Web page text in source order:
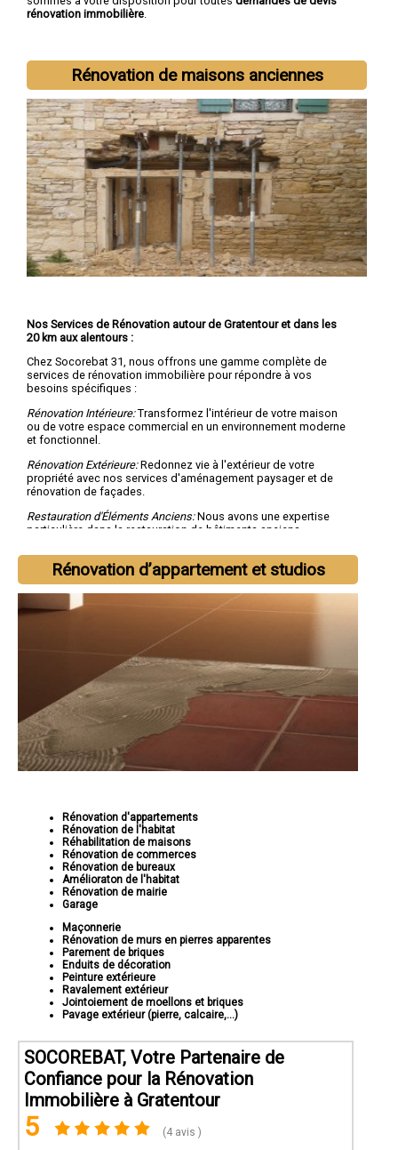
rénovation immobilière.
du-Touch, Balma Ramonville-Saint-Agne Saint-Gaudens
Rénovation de maisons anciennes
Nos Services de Rénovation autour de Gratentour et dans les
20 km aux alentours :
Chez Socorebat 31, nous offrons une gamme complète de
services de rénovation immobilière pour répondre à vos
besoins spécifiques :
Rénovation Intérieure:Transformez l'intérieur de votre maison
ou de votre espace commercial en un environnement moderne
et fonctionnel.
Rénovation Extérieure:Redonnez vie à l'extérieur de votre
propriété avec nos services d'aménagement paysager et de
rénovation de façades.
Restauration d'Éléments Anciens:Nous avons une expertise
particulière dans la restauration de bâtiments anciens,
besoins modernes.
Aménagements Personnalisés:
avec vous pour créer des espaces qui reflètent votre style et
vos besoins uniques.
Pourquoi Choisir Socorebat 31?
Notre engagement envers la qualité est
inébranlable, et nous utilisons uniquement les meilleurs
matériaux et techniques pour chaque projet.
Équipe Expert:
Notre équipe de professionnels qualifiés
possède une vaste expérience dans la rénovation immobilière,
garantissant des résultats exceptionnels.
Service Personnalisé:
Nous comprenons que chaque projet est
unique, c'est pourquoi nous personnalisons nos services pour
Respect des Délais:Nous sommes réputés pour respecter les
délais convenus, vous assurant que votre projet sera terminé à
Rénovation d’appartement et studios
Rénovation d'appartements
Rénovation de l'habitat
Réhabilitation de maisons
Rénovation de commerces
Rénovation de bureaux
Amélioraton de l'habitat
Rénovation de mairie
Garage
Maçonnerie
Rénovation de murs en pierres apparentes
Parement de briques
Enduits de décoration
Peinture extérieure
Ravalement extérieur
Jointoiement de moellons et briques
Pavage extérieur (pierre, calcaire,...)
Pour commencer votre projet de rénovation immobilière avec
Socorebat 31, contactez-nous dès aujourd'hui. Nous sommes
disponibles pour répondre à toutes vos questions et discuter de
vos besoins particuliers.
SOCOREBAT, Votre Partenaire de
Confiance pour la Rénovation
Immobilière à Gratentour
5 (4 avis )